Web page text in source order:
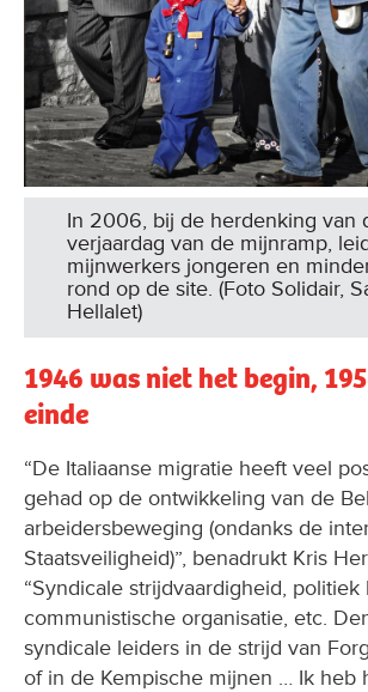
In 2006, bij de herdenking van
verjaardag van de mijnramp,
mijnwerkers jongeren en
rond op de site. (Foto Solidair,
Hellalet)
1946 was niet het begin,
einde
“De Italiaanse migratie heeft veel
gehad op de ontwikkeling van de
arbeidersbeweging (ondanks de
Staatsveiligheid)”, benadrukt Kris
“Syndicale strijdvaardigheid, politiek
communistische organisatie, etc.
syndicale leiders in de strijd van
of in de Kempische mijnen … Ik heb